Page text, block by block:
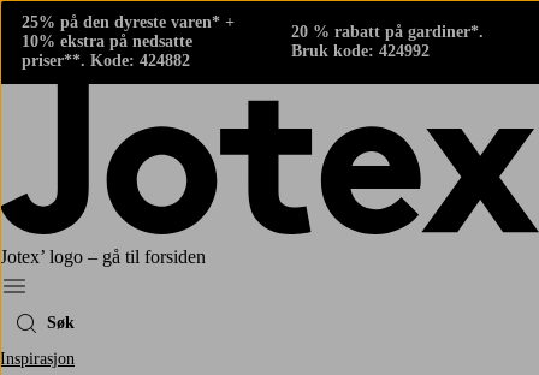
25% på den dyreste varen* +
10% ekstra på nedsatte
priser**. Kode: 424882
20 % rabatt på gardiner*.
Bruk kode: 424992
Jotex’ logo – gå til forsiden
Meny
Søk
Inspirasjon